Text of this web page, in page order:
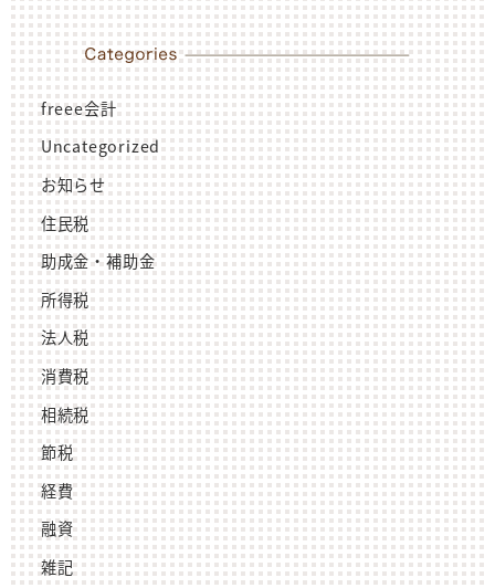
freee会計
Uncategorized
お知らせ
住民税
助成金・補助金
所得税
法人税
消費税
相続税
節税
経費
融資
雑記